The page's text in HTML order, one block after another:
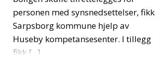
personen med synsnedsettelser, fikk
Sarpsborg kommune hjelp av
Huseby kompetansesenter. I tillegg
fikk [...]